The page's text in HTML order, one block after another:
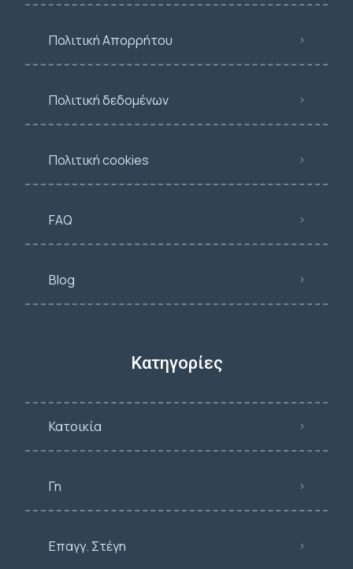
Πολιτική Απορρήτου
Πολιτική δεδομένων
Πολιτική cookies
FAQ
Blog
Κατηγορίες
Κατοικία
Γη
Επαγγ. Στέγη